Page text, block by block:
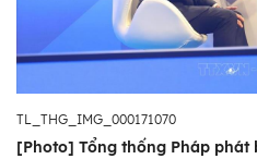
TL_THG_IMG_000171070
[Photo] Tổng thống Pháp